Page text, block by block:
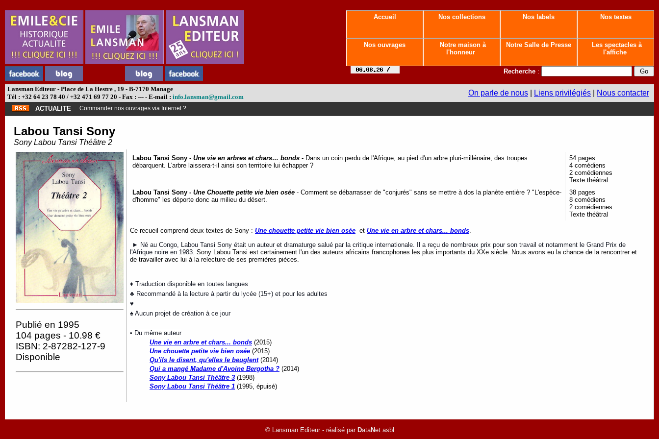
Accueil Nos collections Nos labels Nos textes
Nos ouvrages
Notre maison à
l'honneur
Notre Salle de Presse
Les spectacles à
l'affiche
Recherche :
Lansman Editeur - Place de La Hestre , 19 - B-7170 Manage
Tél : +32 64 23 78 40 / +32 471 69 77 20 - Fax : --- - E-mail : info.lansman@gmail.com On parle de nous Liens privilégiés Nous contacter
ACTUALITE Commander nos ouvrages via Internet ?
Labou Tansi Sony
Sony Labou Tansi Théâtre 2
Publié en 1995
104 pages - 10.98 €
ISBN: 2-87282-127-9
Disponible
Labou Tansi Sony - Une vie en arbres et chars… bonds - Dans un coin perdu de l'Afrique, au pied d'un arbre pluri-millénaire, des troupes
débarquent. L'arbre laissera-t-il ainsi son territoire lui échapper ?
54 pages
4 comédiens
2 comédiennes
Texte théâtral
Labou Tansi Sony - Une Chouette petite vie bien osée - Comment se débarrasser de "conjurés" sans se mettre à dos la planète entière ? "L'espèce-
d'homme" les déporte donc au milieu du désert.
38 pages
8 comédiens
2 comédiennes
Texte théâtral
Ce recueil comprend deux textes de Sony : Une chouette petite vie bien osée et Une vie en arbre et chars... bonds.
► Né au Congo, Labou Tansi Sony était un auteur et dramaturge salué par la critique internationale. Il a reçu de nombreux prix pour son travail et notamment le Grand Prix de
l'Afrique noire en 1983. Sony Labou Tansi est certainement l'un des auteurs africains francophones les plus importants du XXe siècle. Nous avons eu la chance de la rencontrer et
de travailler avec lui à la relecture de ses premières pièces.
♦ Traduction disponible en toutes langues
♣ Recommandé à la lecture à partir du lycée (15+) et pour les adultes
♥
♠ Aucun projet de création à ce jour
• Du même auteur
Une vie en arbre et chars... bonds (2015)
Une chouette petite vie bien osée (2015)
Qu'ils le disent, qu'elles le beuglent(2014)
Qui a mangé Madame d'Avoine Bergotha ? (2014)
Sony Labou Tansi Théâtre 3 (1998)
Sony Labou Tansi Théâtre 1 (1995, épuisé)
© Lansman Editeur - réalisé par DataNet asbl